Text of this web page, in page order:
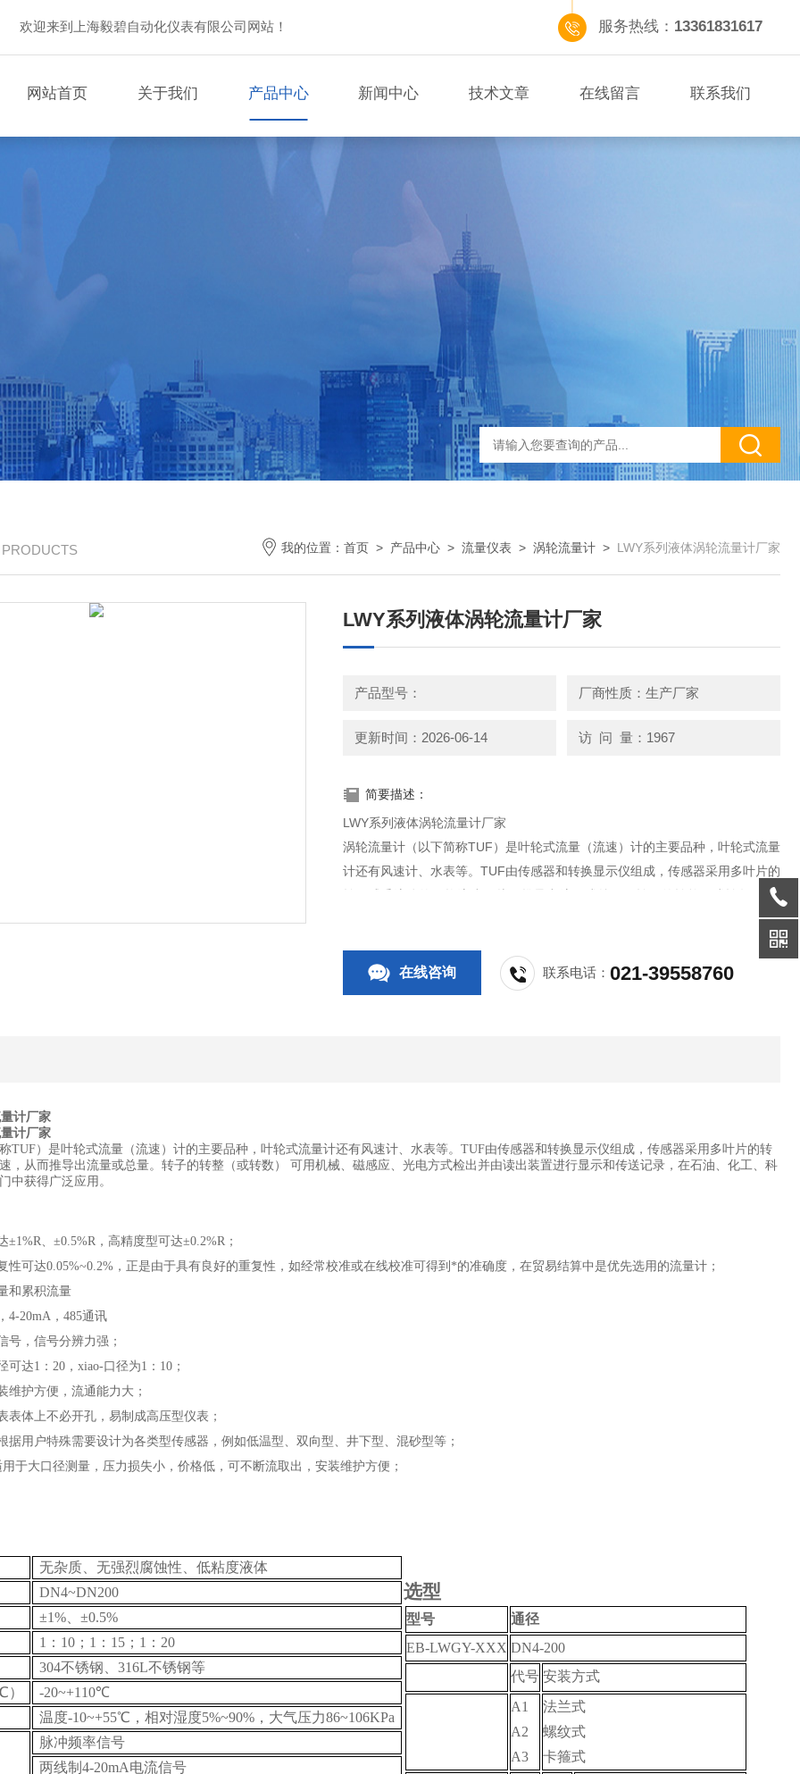
欢迎来到上海毅碧自动化仪表有限公司网站！ 服务热线： 13361831617
网站首页 关于我们 产品中心 新闻中心 技术文章 在线留言 联系我们
我的位置： 首页 > 产品中心 > 流量仪表 > 涡轮流量计 > LWY系列液体涡轮流量计厂家
LWY系列液体涡轮流量计厂家
产品型号： 厂商性质：生产厂家
更新时间：2026-06-14 访 问 量：1967
简要描述：
LWY系列液体涡轮流量计厂家
涡轮流量计（以下简称TUF）是叶轮式流量（流速）计的主要品种，叶轮式流量
计还有风速计、水表等。TUF由传感器和转换显示仪组成，传感器采用多叶片的
转子感受流体的平均流速，从而推导出流量或总量。转子的转整（或转数） 可
用机械、磁感应、光电方式检出并由读出装置进行显示和传送记录，在石油、化
在线咨询 联系电话：021-39558760
计厂家
计厂家
TUF）是叶轮式流量（流速）计的主要品种，叶轮式流量计还有风速计、水表等。TUF由传感器和转换显示仪组成，传感器采用多叶片的转
，从而推导出流量或总量。转子的转整（或转数） 可用机械、磁感应、光电方式检出并由读出装置进行显示和传送记录，在石油、化工、科
中获得广泛应用。
±1%R、±0.5%R，高精度型可达±0.2%R；
性可达0.05%~0.2%，正是由于具有良好的重复性，如经常校准或在线校准可得到*的准确度，在贸易结算中是优先选用的流量计；
和累积流量
4-20mA，485通讯
号，信号分辨力强；
可达1：20，xiao-口径为1：10；
维护方便，流通能力大；
表体上不必开孔，易制成高压型仪表；
据用户特殊需要设计为各类型传感器，例如低温型、双向型、井下型、混砂型等；
于大口径测量，压力损失小，价格低，可不断流取出，安装维护方便；
无杂质、无强烈腐蚀性、低粘度液体
DN4~DN200
±1%、±0.5%
1 ：10；1：15；1：20
304不锈钢、316L不锈钢等
-20~+110℃
温度-10~+55℃，相对湿度5%~90%，大气压力86~106KPa
脉冲频率信号
两线制4-20mA电流信号
选型
型号
通径
EB-LWGY-XXX DN4-200
代号 安装方式
A1
A2
A3
法兰式
螺纹式
卡箍式